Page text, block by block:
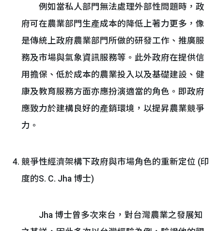
例如當私人部門無法處理外部性問題時，政
府可在農業部門生產成本的降低上著力更多，像
是傳統上政府農業部門所做的研發工作、推廣服
務及市場與氣象資訊服務等。此外政府在提供信
用擔保、低於成本的農業投入以及基礎建設、健
康及教育服務方面亦應扮演適當的角色。即政府
應致力於建構良好的產銷環境，以提昇農業競爭
力。
競爭性經濟架構下政府與市場角色的重新定位 (印
度的S. C. Jha 博士)
Jha 博士曾多次來台，對台灣農業之發展知